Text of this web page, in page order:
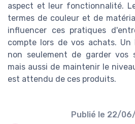
aspect et leur fonctionnalité.
termes de couleur et de
influencer ces pratiques
compte lors de vos achats.
non seulement de garder vos
mais aussi de maintenir le
est attendu de ces produits.
Publié le 22/